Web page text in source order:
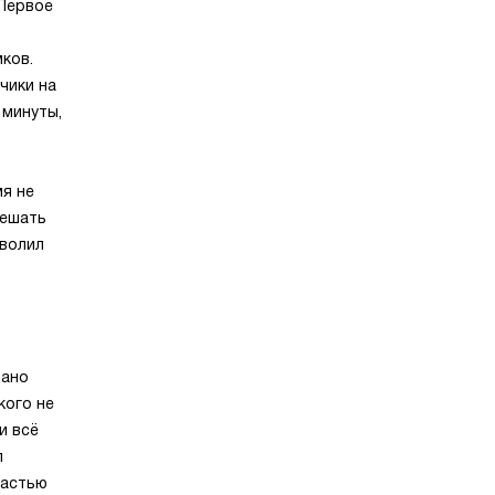
на
не
не
всё